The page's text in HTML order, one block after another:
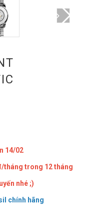
14/02
tháng trong 12 tháng
nhé ;)
chính hãng